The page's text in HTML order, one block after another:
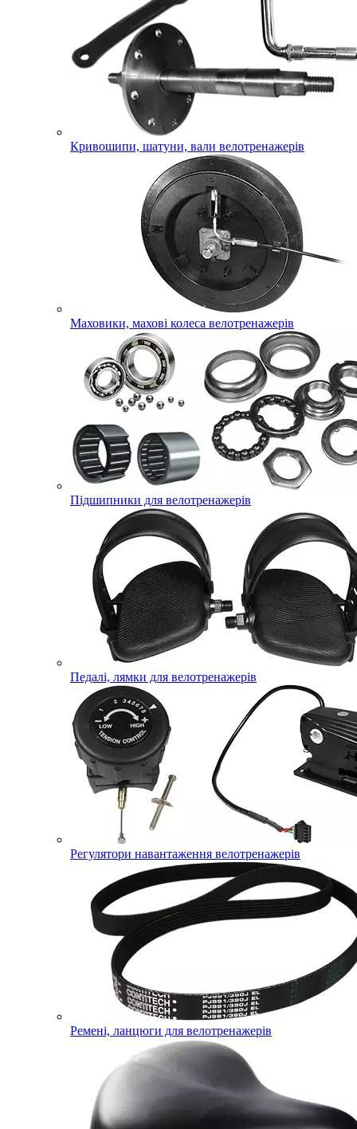
Кривошипи, шатуни, вали велотренажерів
Маховики, махові колеса велотренажерів
Підшипники для велотренажерів
Педалі, лямки для велотренажерів
Регулятори навантаження велотренажерів
Ремені, ланцюги для велотренажерів